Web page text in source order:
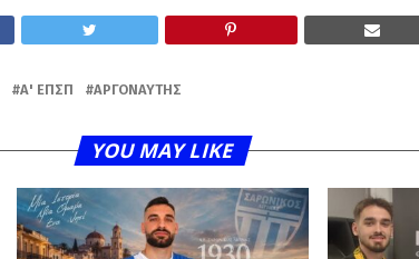
Α' ΕΠΣΠ ΑΡΓΟΝΑΎΤΗΣ
YOU MAY LIKE